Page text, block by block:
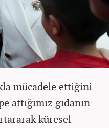
mücadele ettiğini
attığımız gıdanın
küresel